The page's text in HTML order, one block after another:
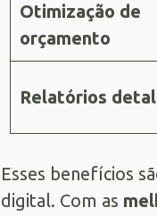
Otimização de
orçamento
Relatórios
Esses benefícios
digital. Com as